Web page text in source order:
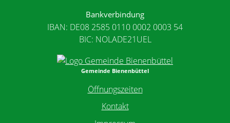
Bankverbindung
IBAN: DE08 2585 0110 0002 0003 54
BIC: NOLADE21UEL
Gemeinde Bienenbüttel
Öffnungszeiten
Kontakt